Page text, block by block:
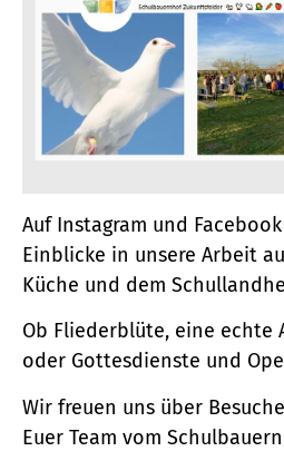
Auf Instagram und
Einblicke in unsere Arbeit
Küche und dem
Ob Fliederblüte, eine echte
oder Gottesdienste und
Wir freuen uns über
Euer Team vom